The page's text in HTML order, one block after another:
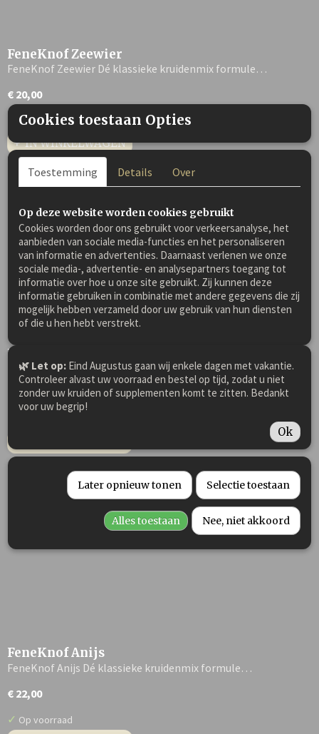
FeneKnof Zeewier
FeneKnof Zeewier Dé klassieke kruidenmix formule…
€ 20,00
Op voorraad
IN WINKELWAGEN
FeneKnof Rozenbottel
FeneKnof Rozenbottel Dé klassieke kruidenmix formule…
€ 22,00
FeneKnof Anijs
FeneKnof Anijs Dé klassieke kruidenmix formule…
€ 22,00
✓ Op voorraad
Cookies toestaan Opties
Toestemming Details Over
Op deze website worden cookies gebruikt
Cookies worden door ons gebruikt voor verkeersanalyse, het
aanbieden van sociale media-functies en het personaliseren
van informatie en advertenties. Daarnaast verlenen we onze
sociale media-, advertentie- en analysepartners toegang tot
informatie over hoe u onze site gebruikt. Zij kunnen deze
informatie gebruiken in combinatie met andere gegevens die zij
mogelijk hebben verzameld door uw gebruik van hun diensten
of die u hen hebt verstrekt.
🌿 Let op: Eind Augustus gaan wij enkele dagen met vakantie.
Controleer alvast uw voorraad en bestel op tijd, zodat u niet
zonder uw kruiden of supplementen komt te zitten. Bedankt
voor uw begrip!
Ok
Later opnieuw tonen Selectie toestaan
Alles toestaan Nee, niet akkoord